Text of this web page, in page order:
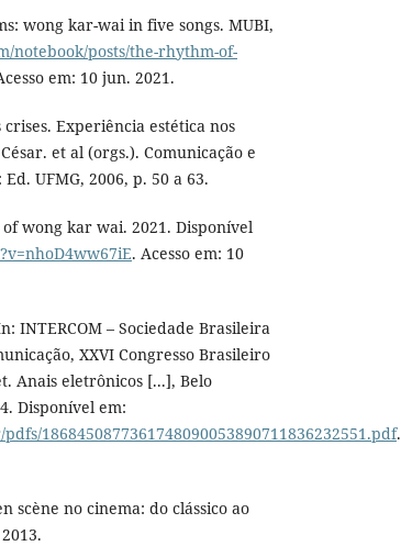
wong kar-wai in five songs. MUBI,
notebook/posts/the-rhythm-of-
em: 10 jun. 2021.
crises. Experiência estética nos
et al (orgs.). Comunicação e
UFMG, 2006, p. 50 a 63.
wong kar wai. 2021. Disponível
. Acesso em: 10
INTERCOM – Sociedade Brasileira
XXVI Congresso Brasileiro
Anais eletrônicos [...], Belo
Disponível em:
1868450877361748090053890711836232551.pdf.
scène no cinema: do clássico ao